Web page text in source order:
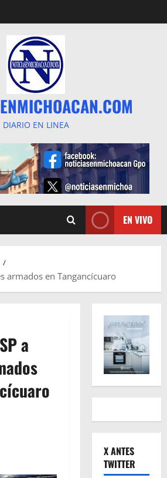
DIARIO EN LINEA
EN VIVO
armados en Tangancícuaro
a
X ANTES
TWITTER